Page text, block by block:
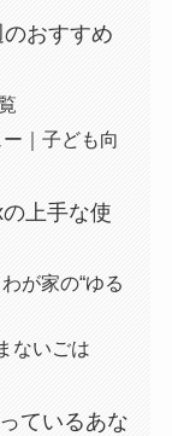
のおすすめ
｜子ども向
上手な使
が家の“ゆる
ないごは
ているあな